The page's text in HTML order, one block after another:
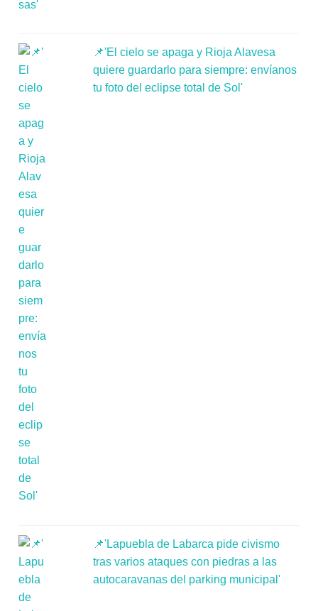
📌'El cielo se apaga y Rioja Alavesa
quiere guardarlo para siempre: envíanos
tu foto del eclipse total de Sol'
📌'Lapuebla de Labarca pide civismo
tras varios ataques con piedras a las
autocaravanas del parking municipal'